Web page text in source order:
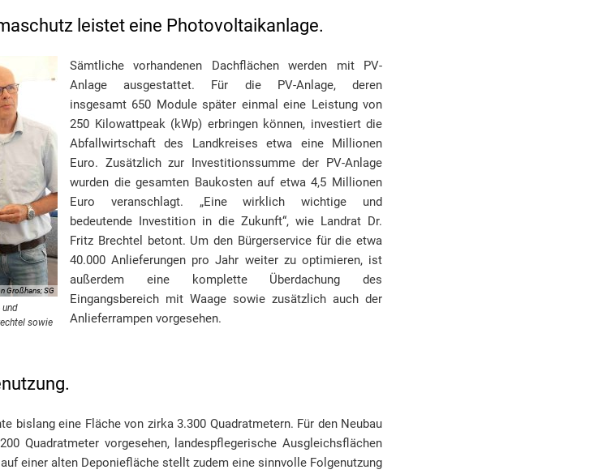
leistet eine Photovoltaikanlage.
Großhans; SG
und
sowie
Sämtliche vorhandenen Dachflächen werden mit PV-
Anlage ausgestattet. Für die PV-Anlage, deren
insgesamt 650 Module später einmal eine Leistung von
250 Kilowattpeak (kWp) erbringen können, investiert die
Abfallwirtschaft des Landkreises etwa eine Millionen
Euro. Zusätzlich zur Investitionssumme der PV-Anlage
wurden die gesamten Baukosten auf etwa 4,5 Millionen
Euro veranschlagt. „Eine wirklich wichtige und
bedeutende Investition in die Zukunft“, wie Landrat Dr.
Fritz Brechtel betont. Um den Bürgerservice für die etwa
40.000 Anlieferungen pro Jahr weiter zu optimieren, ist
außerdem eine komplette Überdachung des
Eingangsbereich mit Waage sowie zusätzlich auch der
Anlieferrampen vorgesehen.
bislang eine Fläche von zirka 3.300 Quadratmetern. Für den Neubau
Quadratmeter vorgesehen, landespflegerische Ausgleichsflächen
einer alten Deponiefläche stellt zudem eine sinnvolle Folgenutzung